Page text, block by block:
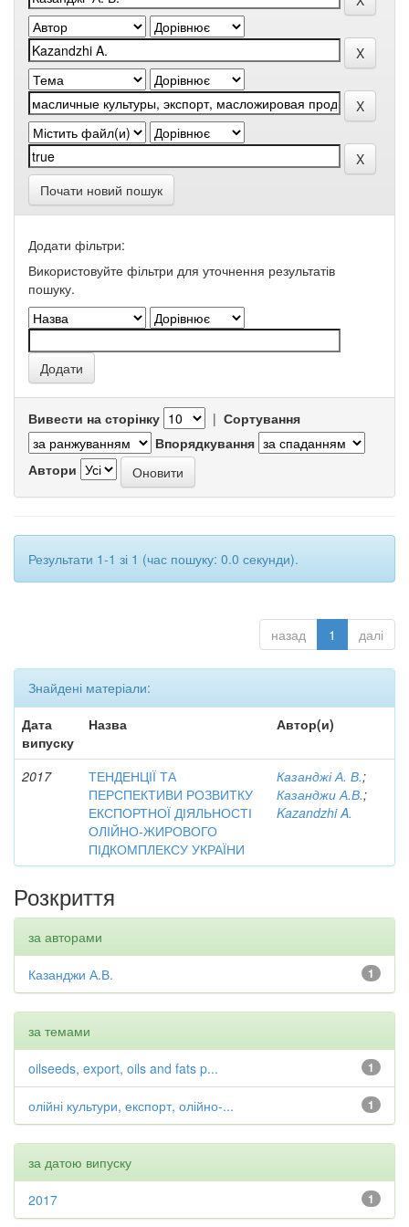
Почати новий пошук
Додати фільтри:
Використовуйте фільтри для уточнення результатів
пошуку.
Вивести на сторінку | Сортування
Впорядкування
Автори
Результати 1-1 зі 1 (час пошуку: 0.0 секунди).
назад 1 далі
Знайдені матеріали:
Дата
випуску
Назва Автор(и)
2017
ТЕНДЕНЦІЇ ТА
ПЕРСПЕКТИВИ РОЗВИТКУ
ЕКСПОРТНОЇ ДІЯЛЬНОСТІ
ОЛІЙНО-ЖИРОВОГО
ПІДКОМПЛЕКСУ УКРАЇНИ
Казанджі А. В.;
Казанджи А.В.;
Kazandzhi A.
Розкриття
за авторами
1
Казанджи А.В.
за темами
1
oilseeds, export, oils and fats p...
1
олійні культури, експорт, олійно-...
за датою випуску
1
2017